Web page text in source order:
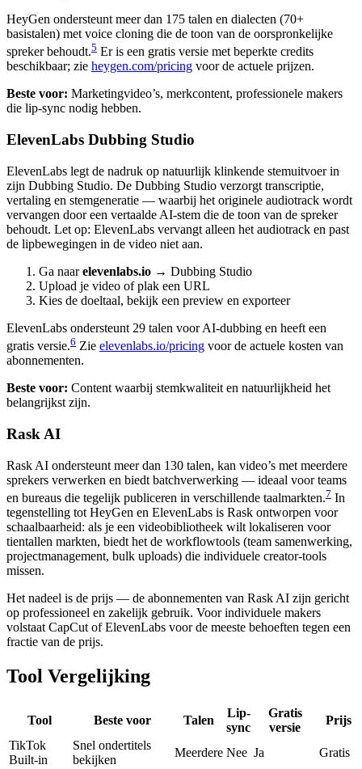
HeyGen ondersteunt meer dan 175 talen en dialecten (70+
basistalen) met voice cloning die de toon van de oorspronkelijke
spreker behoudt.5 Er is een gratis versie met beperkte credits
beschikbaar; zie heygen.com/pricing voor de actuele prijzen.
Beste voor: Marketingvideo’s, merkcontent, professionele makers
die lip-sync nodig hebben.
ElevenLabs Dubbing Studio
ElevenLabs legt de nadruk op natuurlijk klinkende stemuitvoer in
zijn Dubbing Studio. De Dubbing Studio verzorgt transcriptie,
vertaling en stemgeneratie — waarbij het originele audiotrack wordt
vervangen door een vertaalde AI-stem die de toon van de spreker
behoudt. Let op: ElevenLabs vervangt alleen het audiotrack en past
de lipbewegingen in de video niet aan.
Ga naarelevenlabs.io → Dubbing Studio
Upload je video of plak een URL
Kies de doeltaal, bekijk een preview en exporteer
ElevenLabs ondersteunt 29 talen voor AI-dubbing en heeft een
gratis versie.6 Zie elevenlabs.io/pricing voor de actuele kosten van
abonnementen.
Beste voor: Content waarbij stemkwaliteit en natuurlijkheid het
belangrijkst zijn.
Rask AI
Rask AI ondersteunt meer dan 130 talen, kan video’s met meerdere
sprekers verwerken en biedt batchverwerking — ideaal voor teams
en bureaus die tegelijk publiceren in verschillende taalmarkten.7 In
tegenstelling tot HeyGen en ElevenLabs is Rask ontworpen voor
schaalbaarheid: als je een videobibliotheek wilt lokaliseren voor
tientallen markten, biedt het de workflowtools (team samenwerking,
projectmanagement, bulk uploads) die individuele creator-tools
missen.
Het nadeel is de prijs — de abonnementen van Rask AI zijn gericht
op professioneel en zakelijk gebruik. Voor individuele makers
volstaat CapCut of ElevenLabs voor de meeste behoeften tegen een
fractie van de prijs.
Tool Vergelijking
Tool Beste voor Talen
Lip-
sync
Gratis
versie
Prijs
TikTok
Built-in
Snel ondertitels
bekijken
Meerdere Nee Ja Gratis